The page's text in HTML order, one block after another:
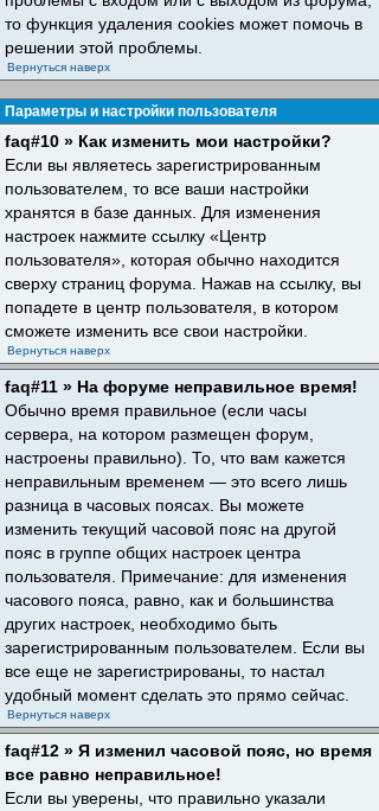
то функция удаления cookies может помочь в
решении этой проблемы.
Вернуться наверх
Параметры и настройки пользователя
faq#10 » Как изменить мои настройки?
Если вы являетесь зарегистрированным
пользователем, то все ваши настройки
хранятся в базе данных. Для изменения
настроек нажмите ссылку «Центр
пользователя», которая обычно находится
сверху страниц форума. Нажав на ссылку, вы
попадете в центр пользователя, в котором
сможете изменить все свои настройки.
Вернуться наверх
faq#11 » На форуме неправильное время!
Обычно время правильное (если часы
сервера, на котором размещен форум,
настроены правильно). То, что вам кажется
неправильным временем — это всего лишь
разница в часовых поясах. Вы можете
изменить текущий часовой пояс на другой
пояс в группе общих настроек центра
пользователя. Примечание: для изменения
часового пояса, равно, как и большинства
других настроек, необходимо быть
зарегистрированным пользователем. Если вы
все еще не зарегистрированы, то настал
удобный момент сделать это прямо сейчас.
Вернуться наверх
faq#12 » Я изменил часовой пояс, но время
все равно неправильное!
Если вы уверены, что правильно указали